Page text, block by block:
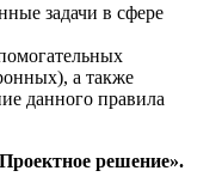
задачи в сфере
а также
данного правила
решение».